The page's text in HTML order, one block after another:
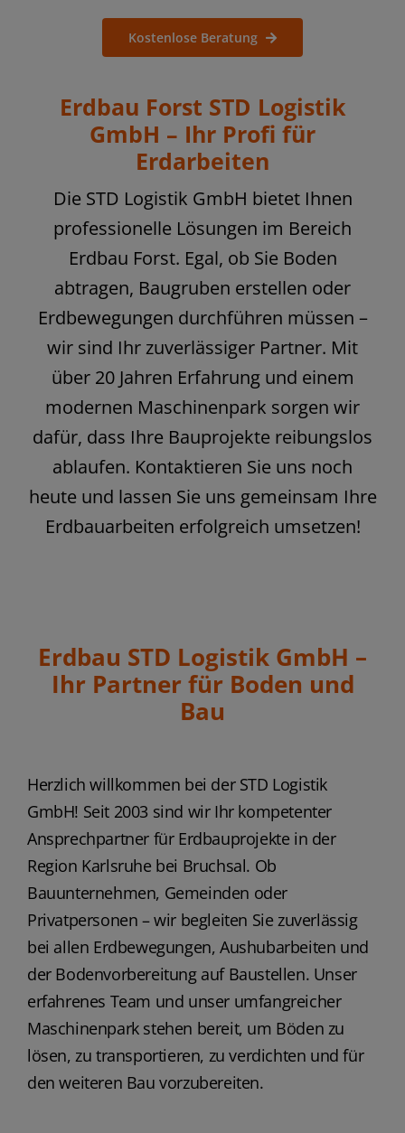
Kostenlose Beratung
Erdbau Forst STD Logistik
GmbH – Ihr Profi für
Erdarbeiten
Die STD Logistik GmbH bietet Ihnen
professionelle Lösungen im Bereich
Erdbau Forst. Egal, ob Sie Boden
abtragen, Baugruben erstellen oder
Erdbewegungen durchführen müssen –
wir sind Ihr zuverlässiger Partner. Mit
über 20 Jahren Erfahrung und einem
modernen Maschinenpark sorgen wir
dafür, dass Ihre Bauprojekte reibungslos
ablaufen. Kontaktieren Sie uns noch
heute und lassen Sie uns gemeinsam Ihre
Erdbauarbeiten erfolgreich umsetzen!
Erdbau STD Logistik GmbH –
Ihr Partner für Boden und
Bau
Herzlich willkommen bei der STD Logistik
GmbH! Seit 2003 sind wir Ihr kompetenter
Ansprechpartner für Erdbauprojekte in der
Region Karlsruhe bei Bruchsal. Ob
Bauunternehmen, Gemeinden oder
Privatpersonen – wir begleiten Sie zuverlässig
bei allen Erdbewegungen, Aushubarbeiten und
der Bodenvorbereitung auf Baustellen. Unser
erfahrenes Team und unser umfangreicher
Maschinenpark stehen bereit, um Böden zu
lösen, zu transportieren, zu verdichten und für
den weiteren Bau vorzubereiten.